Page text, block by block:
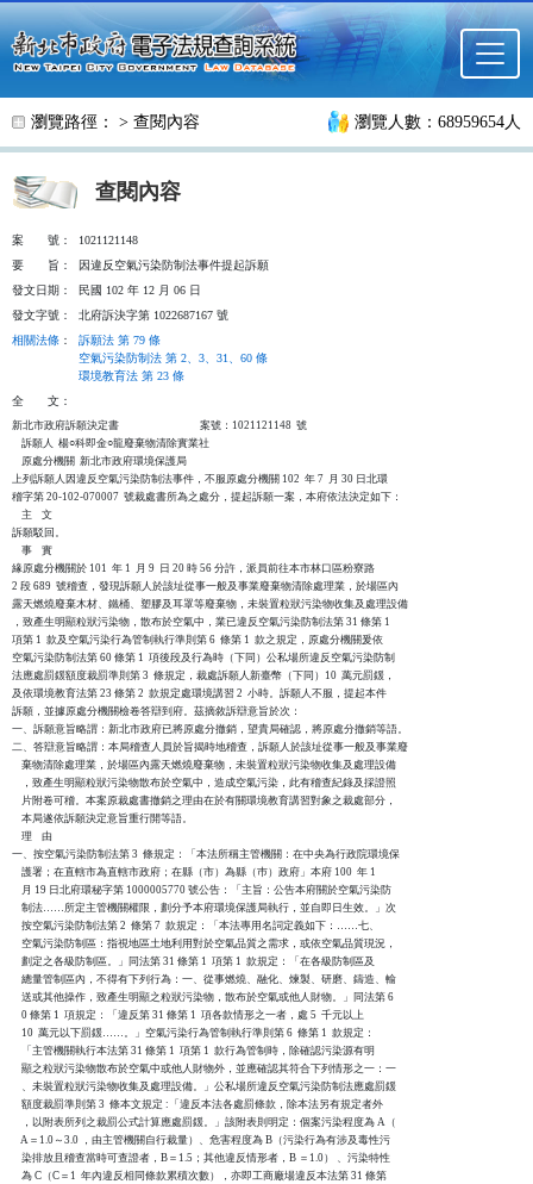
跳至主要內容
瀏覽路徑： > 查閱內容 瀏覽人數：68959654人
查閱內容
案 號：
1021121148
要
旨：
因違反空氣污染防制法事件提起訴願
發文日期：
民國 102 年 12 月 06 日
發文字號：
北府訴決字第 1022687167 號
相關法條 ：
訴願法 第 79 條
空氣污染防制法 第 2、3、31、60 條
環境教育法 第 23 條
全
文：
新北市政府訴願決定書                                  案號：1021121148  號
    訴願人  楊○科即金○龍廢棄物清除實業社
    原處分機關  新北市政府環境保護局
上列訴願人因違反空氣污染防制法事件，不服原處分機關 102  年 7  月 30 日北環
稽字第 20-102-070007  號裁處書所為之處分，提起訴願一案，本府依法決定如下：
    主    文
訴願駁回。
    事    實
緣原處分機關於 101  年 1  月 9  日 20 時 56 分許，派員前往本市林口區粉寮路
2 段 689  號稽查，發現訴願人於該址從事一般及事業廢棄物清除處理業，於場區內
露天燃燒廢棄木材、鐵桶、塑膠及耳罩等廢棄物，未裝置粒狀污染物收集及處理設備
，致產生明顯粒狀污染物，散布於空氣中，業已違反空氣污染防制法第 31 條第 1
項第 1  款及空氣污染行為管制執行準則第 6  條第 1  款之規定，原處分機關爰依
空氣污染防制法第 60 條第 1  項後段及行為時（下同）公私場所違反空氣污染防制
法應處罰鍰額度裁罰準則第 3  條規定，裁處訴願人新臺幣（下同）10  萬元罰鍰，
及依環境教育法第 23 條第 2  款規定處環境講習 2  小時。訴願人不服，提起本件
訴願，並據原處分機關檢卷答辯到府。茲摘敘訴辯意旨於次：
一、訴願意旨略謂：新北市政府已將原處分撤銷，望貴局確認，將原處分撤銷等語。
二、答辯意旨略謂：本局稽查人員於旨揭時地稽查，訴願人於該址從事一般及事業廢
    棄物清除處理業，於場區內露天燃燒廢棄物，未裝置粒狀污染物收集及處理設備
    ，致產生明顯粒狀污染物散布於空氣中，造成空氣污染，此有稽查紀錄及採證照
    片附卷可稽。本案原裁處書撤銷之理由在於有關環境教育講習對象之裁處部分，
    本局遂依訴願決定意旨重行開等語。
    理    由
一、按空氣污染防制法第 3  條規定：「本法所稱主管機關：在中央為行政院環境保
    護署；在直轄市為直轄市政府；在縣（市）為縣（巿）政府」本府 100  年 1
    月 19 日北府環秘字第 1000005770 號公告：「主旨：公告本府關於空氣污染防
    制法……所定主管機關權限，劃分予本府環境保護局執行，並自即日生效。」次
    按空氣污染防制法第 2  條第 7  款規定：「本法專用名詞定義如下：……七、
    空氣污染防制區：指視地區土地利用對於空氣品質之需求，或依空氣品質現況，
    劃定之各級防制區。」同法第 31 條第 1  項第 1  款規定：「在各級防制區及
    總量管制區內，不得有下列行為：一、從事燃燒、融化、煉製、研磨、鑄造、輸
    送或其他操作，致產生明顯之粒狀污染物，散布於空氣或他人財物。」同法第 6
    0 條第 1  項規定：「違反第 31 條第 1  項各款情形之一者，處 5  千元以上
    10  萬元以下罰鍰……。」空氣污染行為管制執行準則第 6  條第 1  款規定：
    「主管機關執行本法第 31 條第 1  項第 1  款行為管制時，除確認污染源有明
    顯之粒狀污染物散布於空氣中或他人財物外，並應確認其符合下列情形之一：一
    、未裝置粒狀污染物收集及處理設備。」公私場所違反空氣污染防制法應處罰鍰
    額度裁罰準則第 3  條本文規定 :「違反本法各處罰條款，除本法另有規定者外
    ，以附表所列之裁罰公式計算應處罰鍰。」該附表則明定：個案污染程度為 A（
    A＝1.0～3.0 ，由主管機關自行裁量）、危害程度為 B（污染行為有涉及毒性污
    染排放且稽查當時可查證者，B＝1.5；其他違反情形者，B ＝1.0） 、污染特性
    為 C（C＝1  年內違反相同條款累積次數），亦即工商廠場違反本法第 31 條第